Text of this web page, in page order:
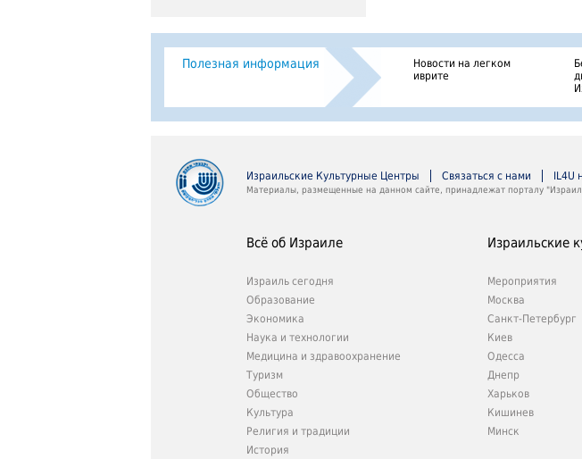
Полезная информация
Новости на легком
иврите
Израильские Культурные Центры Связаться с нами IL4U
Материалы, размещенные на данном сайте, принадлежат порталу
Всё об Израиле
Израиль сегодня
Образование
Экономика
Наука и технологии
Медицина и здравоохранение
Туризм
Общество
Культура
Религия и традиции
История
Израильские
Мероприятия
Москва
Санкт-Петербург
Киев
Одесса
Днепр
Харьков
Кишинев
Минск